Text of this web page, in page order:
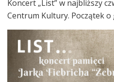
Koncert „List” w najbliższy
Centrum Kultury. Początek o